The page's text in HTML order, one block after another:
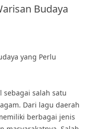
Budaya
yang Perlu
sebagai salah satu
Dari lagu daerah
berbagai jenis